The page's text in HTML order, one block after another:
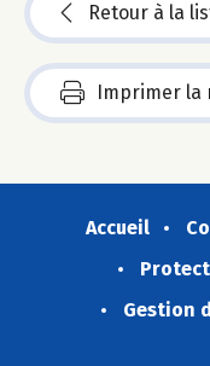
Retour à la
Imprimer la
Accueil
Gestion